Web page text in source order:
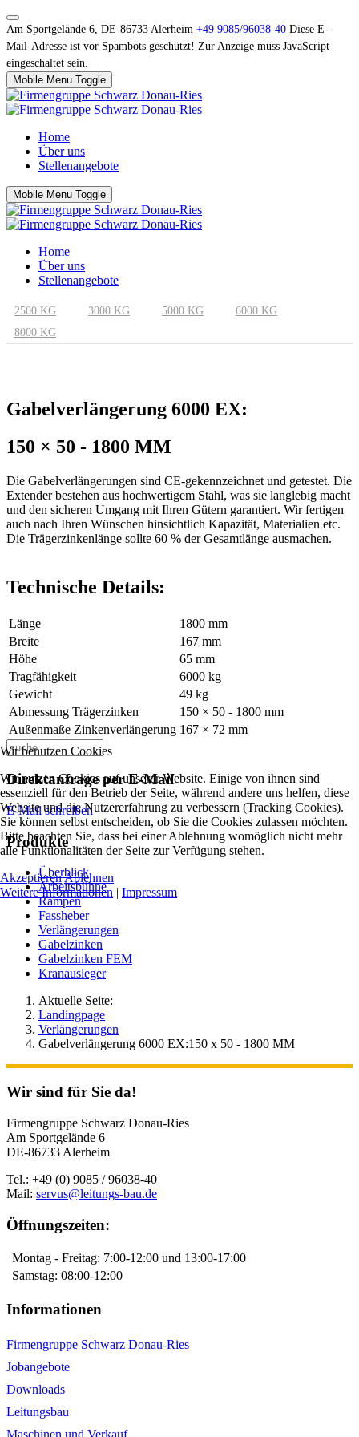
Am Sportgelände 6, DE-86733 Alerheim +49 9085/96038-40 Diese E-
Mail-Adresse ist vor Spambots geschützt! Zur Anzeige muss JavaScript
eingeschaltet sein.
Mobile Menu Toggle
Home
Über uns
Stellenangebote
Mobile Menu Toggle
Home
Über uns
Stellenangebote
2500 KG 3000 KG 5000 KG
6000 KG
8000 KG
Gabelverlängerung 6000 EX:
150 × 50 - 1800 MM
Die Gabelverlängerungen sind CE-gekennzeichnet und getestet. Die
Extender bestehen aus hochwertigem Stahl, was sie langlebig macht
und den sicheren Umgang mit Ihren Gütern garantiert. Wir fertigen
auch nach Ihren Wünschen hinsichtlich Kapazität, Materialien etc.
Die Trägerzinkenlänge sollte 60 % der Gesamtlänge ausmachen.
Technische Details:
Länge
1800 mm
Breite
167 mm
Höhe
65 mm
Tragfähigkeit
6000 kg
Gewicht
49 kg
Abmessung Trägerzinken
150 × 50 - 1800 mm
Außenmaße Zinkenverlängerung 167 × 72 mm
Direktanfrage per E-Mail
E-Mail schreiben
Produkte
Überblick
Arbeitsbühne
Rampen
Fassheber
Verlängerungen
Gabelzinken
Gabelzinken FEM
Kranausleger
Aktuelle Seite:
Landingpage
Verlängerungen
Gabelverlängerung 6000 EX:150 x 50 - 1800 MM
Wir sind für Sie da!
Firmengruppe Schwarz Donau-Ries
Am Sportgelände 6
DE-86733 Alerheim
Tel.: +49 (0) 9085 / 96038-40
Mail: servus@leitungs-bau.de
Öffnungszeiten:
Montag - Freitag: 7:00-12:00 und 13:00-17:00
Samstag: 08:00-12:00
Informationen
Firmengruppe Schwarz Donau-Ries
Jobangebote
Downloads
Leitungsbau
Maschinen und Verkauf
Wir benutzen Cookies
Wir nutzen Cookies auf unserer Website. Einige von ihnen sind
essenziell für den Betrieb der Seite, während andere uns helfen, diese
Website und die Nutzererfahrung zu verbessern (Tracking Cookies).
Sie können selbst entscheiden, ob Sie die Cookies zulassen möchten.
Bitte beachten Sie, dass bei einer Ablehnung womöglich nicht mehr
alle Funktionalitäten der Seite zur Verfügung stehen.
AkzeptierenAblehnen
Weitere Informationen | Impressum